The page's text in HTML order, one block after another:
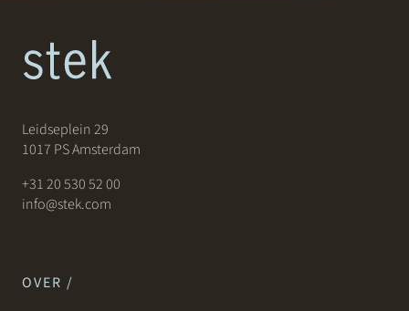
Leidseplein 29
1017 PS Amsterdam
+31 20 530 52 00
info@stek.com
OVER /